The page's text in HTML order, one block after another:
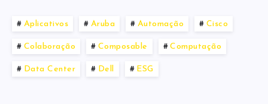
Aplicativos Aruba Automação Cisco
Colaboração Composable Computação
Data Center Dell ESG